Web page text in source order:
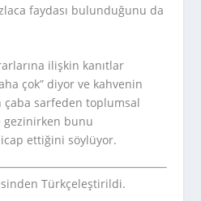
faydası bulunduğunu da
ilişkin kanıtlar
çok” diyor ve kahvenin
çaba sarfeden toplumsal
gezinirken bunu
icap ettiğini söylüyor.
Türkçeleştirildi.